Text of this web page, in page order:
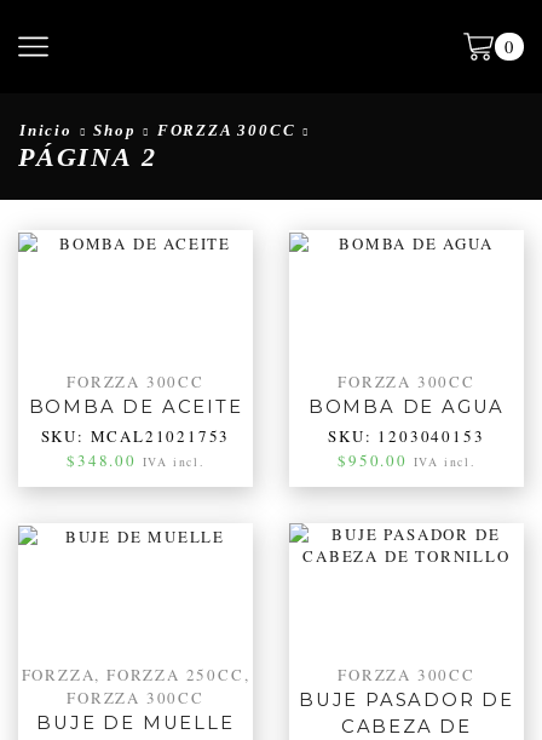
0
Inicio Shop FORZZA 300CC
PÁGINA 2
FORZZA 300CC
BOMBA DE ACEITE
SKU: MCAL21021753
$348.00 IVA incl.
FORZZA 300CC
BOMBA DE AGUA
SKU: 1203040153
$950.00 IVA incl.
FORZZA, FORZZA 250CC ,
FORZZA 300CC
BUJE DE MUELLE
FORZZA 300CC
BUJE PASADOR DE
CABEZA DE